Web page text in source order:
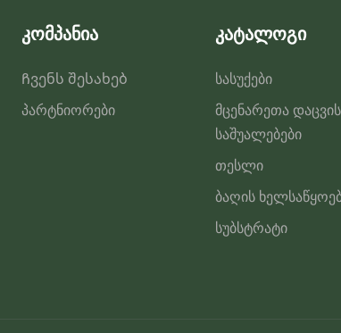
კომპანია
Ჩვენს შესახებ
პარტნიორები
კატალოგი
სასუქები
მცენარეთა დაცვის
საშუალებები
თესლი
ბაღის
სუბსტრატი